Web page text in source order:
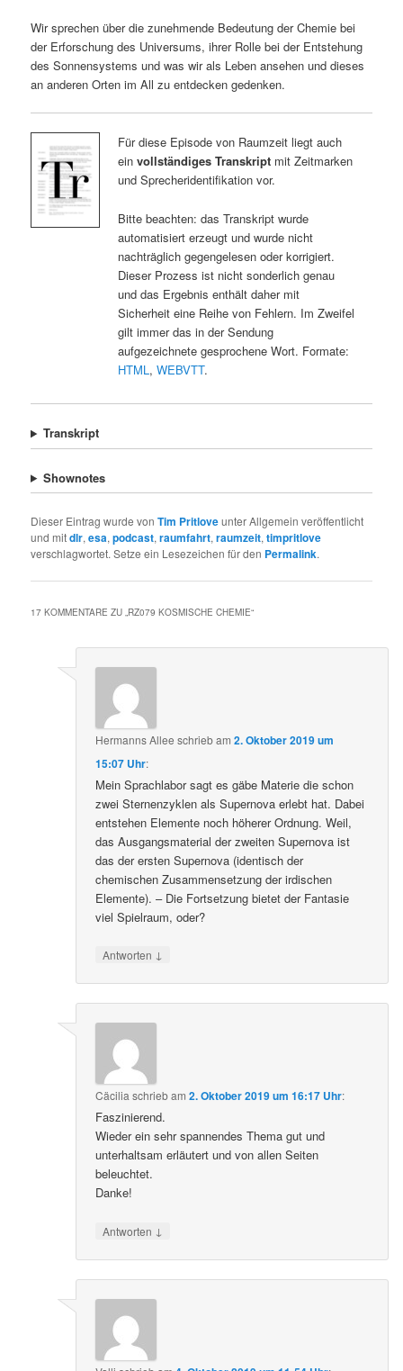
Wir sprechen über die zunehmende Bedeutung der Chemie bei
der Erforschung des Universums, ihrer Rolle bei der Entstehung
des Sonnensystems und was wir als Leben ansehen und dieses
an anderen Orten im All zu entdecken gedenken.
Für diese Episode von Raumzeit liegt auch
ein vollständiges Transkriptmit Zeitmarken
und Sprecheridentifikation vor.
Bitte beachten: das Transkript wurde
automatisiert erzeugt und wurde nicht
nachträglich gegengelesen oder korrigiert.
Dieser Prozess ist nicht sonderlich genau
und das Ergebnis enthält daher mit
Sicherheit eine Reihe von Fehlern. Im Zweifel
gilt immer das in der Sendung
aufgezeichnete gesprochene Wort. Formate:
HTML , WEBVTT.
Transkript
Shownotes
Dieser Eintrag wurde vonTim Pritloveunter Allgemein veröffentlicht
und mitdlr,esa,podcast,raumfahrt,raumzeit,timpritlove
verschlagwortet. Setze ein Lesezeichen für den Permalink.
17 KOMMENTARE ZU „RZ079 KOSMISCHE CHEMIE“
Hermanns Allee schriebam2. Oktober 2019 um
15:07 Uhr:
Mein Sprachlabor sagt es gäbe Materie die schon
zwei Sternenzyklen als Supernova erlebt hat. Dabei
entstehen Elemente noch höherer Ordnung. Weil,
das Ausgangsmaterial der zweiten Supernova ist
das der ersten Supernova (identisch der
chemischen Zusammensetzung der irdischen
Elemente). – Die Fortsetzung bietet der Fantasie
viel Spielraum, oder?
Antworten ↓
Cäciliaschriebam2. Oktober 2019 um 16:17 Uhr:
Faszinierend.
Wieder ein sehr spannendes Thema gut und
unterhaltsam erläutert und von allen Seiten
beleuchtet.
Danke!
Antworten ↓